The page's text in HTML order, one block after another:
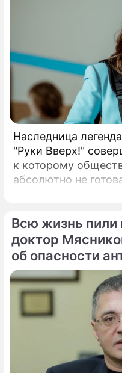
Наследница
"Руки Вверх!"
к которому
абсолютно не
Вероника Жукова,
заставила
поклонников.
Всю жизнь пили
доктор
об опасности